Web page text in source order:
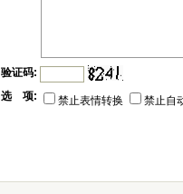
验证码:
选 项:
禁止表情转换 禁止自